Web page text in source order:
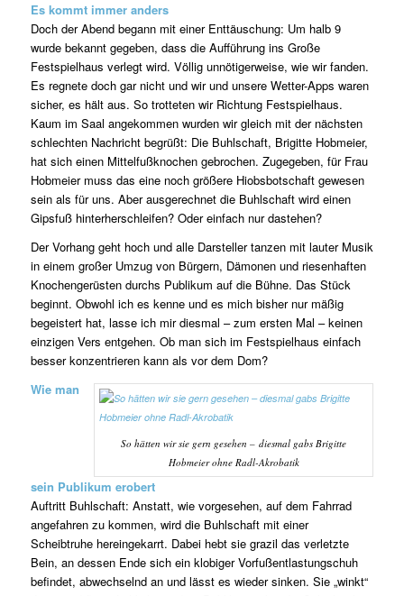
Es kommt immer anders
Doch der Abend begann mit einer Enttäuschung: Um halb 9
wurde bekannt gegeben, dass die Aufführung ins Große
Festspielhaus verlegt wird. Völlig unnötigerweise, wie wir fanden.
Es regnete doch gar nicht und wir und unsere Wetter-Apps waren
sicher, es hält aus. So trotteten wir Richtung Festspielhaus.
Kaum im Saal angekommen wurden wir gleich mit der nächsten
schlechten Nachricht begrüßt: Die Buhlschaft, Brigitte Hobmeier,
hat sich einen Mittelfußknochen gebrochen. Zugegeben, für Frau
Hobmeier muss das eine noch größere Hiobsbotschaft gewesen
sein als für uns. Aber ausgerechnet die Buhlschaft wird einen
Gipsfuß hinterherschleifen? Oder einfach nur dastehen?
Der Vorhang geht hoch und alle Darsteller tanzen mit lauter Musik
in einem großer Umzug von Bürgern, Dämonen und riesenhaften
Knochengerüsten durchs Publikum auf die Bühne. Das Stück
beginnt. Obwohl ich es kenne und es mich bisher nur mäßig
begeistert hat, lasse ich mir diesmal – zum ersten Mal – keinen
einzigen Vers entgehen. Ob man sich im Festspielhaus einfach
besser konzentrieren kann als vor dem Dom?
So hätten wir sie gern gesehen – diesmal gabs Brigitte
Hobmeier ohne Radl-Akrobatik
Wie man
sein Publikum erobert
Auftritt Buhlschaft: Anstatt, wie vorgesehen, auf dem Fahrrad
angefahren zu kommen, wird die Buhlschaft mit einer
Scheibtruhe hereingekarrt. Dabei hebt sie grazil das verletzte
Bein, an dessen Ende sich ein klobiger Vorfußentlastungschuh
befindet, abwechselnd an und lässt es wieder sinken. Sie „winkt“